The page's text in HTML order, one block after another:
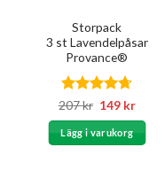
Storpack
3 st Lavendelpåsar
Provance®
Betygsatt
4.67av 5
207kr Det
priset
var:
207 kr.
149 krDet
priset
är:
149 kr.
Lägg i varukorg